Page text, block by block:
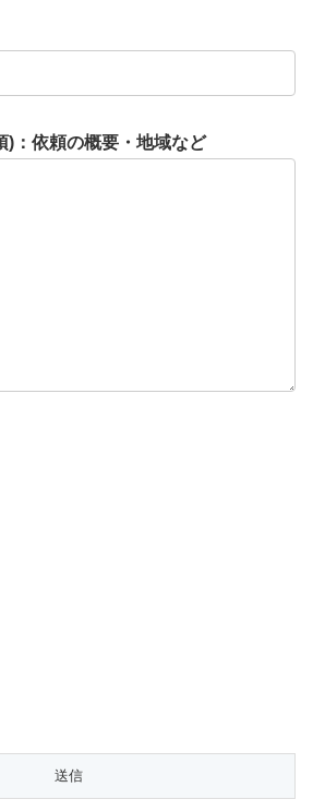
)：依頼の概要・地域など